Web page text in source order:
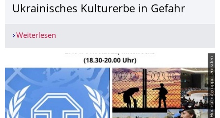
Ukrainisches Kulturerbe in Gefahr
Weiterlesen
© UN-Hochschulgruppe Dresden